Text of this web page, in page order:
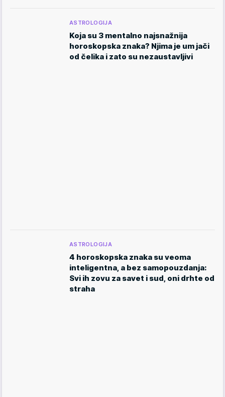
ASTROLOGIJA
Koja su 3 mentalno najsnažnija
horoskopska znaka? Njima je um jači
od čelika i zato su nezaustavljivi
ASTROLOGIJA
4 horoskopska znaka su veoma
inteligentna, a bez samopouzdanja:
Svi ih zovu za savet i sud, oni drhte od
straha